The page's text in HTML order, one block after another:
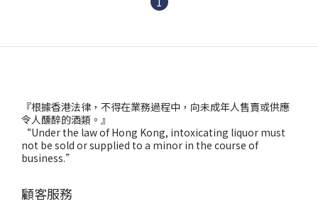
『根據香港法律，不得在業務過程中，向未成年人售賣或供應
令人醺醉的酒類。』
“Under the law of Hong Kong, intoxicating liquor must
not be sold or supplied to a minor in the course of
business.”
顧客服務